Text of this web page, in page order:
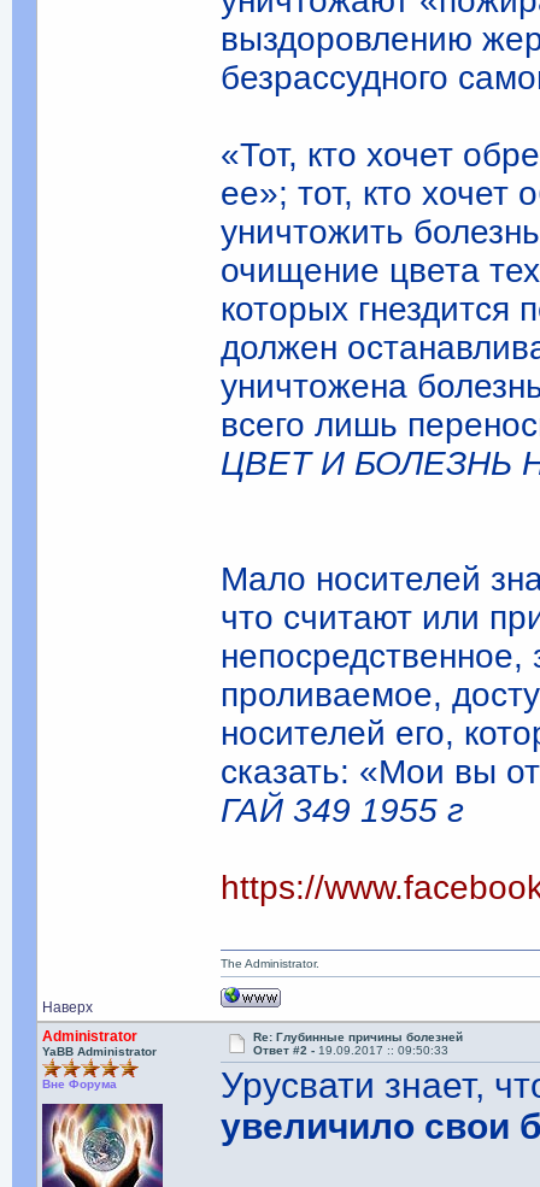
выздоровлению
безрассудного
«Тот, кто хочет
ее»; тот, кто хочет
уничтожить
очищение цвета
которых гнездится
должен
уничтожена
всего лишь
ЦВЕТ И БОЛЕЗНЬ
Мало носителей
что считают или
проливаемое,
носителей его,
сказать: «Мои вы
ГАЙ 349 1955 г
https://
Наверх
The Administrator.
Administrator
YaBB Administrator
Вне Форума
Re: Глубинные причины болезней
Ответ #2 - 19.09.2017 :: 09:50:33
Урусвати знает,
увеличило свои